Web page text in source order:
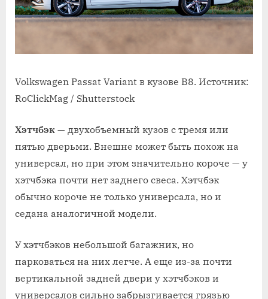
Volkswagen Passat Variant в кузове B8. Источник:
RoClickMag / Shutterstock
Хэтчбэк — двухобъемный кузов с тремя или
пятью дверьми. Внешне может быть похож на
универсал, но при этом значительно короче — у
хэтчбэка почти нет заднего свеса. Хэтчбэк
обычно короче не только универсала, но и
седана аналогичной модели.
У хэтчбэков небольшой багажник, но
парковаться на них легче. А еще из-за почти
вертикальной задней двери у хэтчбэков и
универсалов сильно забрызгивается грязью